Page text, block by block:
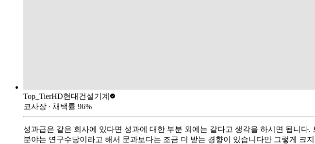
Top_TierHD현대건설기계
코사장 ∙ 채택률 96%
성과급은 같은 회사에 있다면 성과에 대한 부분 외에는 같다고 생각을 하시면 됩니
분야는 연구수당이라고 해서 문과보다는 조금 더 받는 경향이 있습니다만 그렇게 크